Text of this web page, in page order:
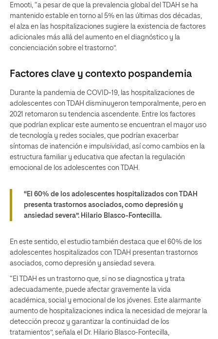
Emooti, “a pesar de que la prevalencia global del TDAH se ha
mantenido estable en torno al 5% en las últimas dos décadas,
el alza en las hospitalizaciones sugiere la existencia de factores
adicionales más allá del aumento en el diagnóstico y la
concienciación sobre el trastorno”.
Factores clave y contexto pospandemia
Durante la pandemia de COVID-19, las hospitalizaciones de
adolescentes con TDAH disminuyeron temporalmente, pero en
2021 retomaron su tendencia ascendente. Entre los factores
que podrían explicar este aumento se encuentran el mayor uso
de tecnología y redes sociales, que podrían exacerbar
síntomas de inatención e impulsividad, así como cambios en la
estructura familiar y educativa que afectan la regulación
emocional de los adolescentes con TDAH.
“El 60% de los adolescentes hospitalizados con TDAH
presenta trastornos asociados, como depresión y
ansiedad severa”. Hilario Blasco-Fontecilla.
En este sentido, el estudio también destaca que el 60% de los
adolescentes hospitalizados con TDAH presentan trastornos
asociados, como depresión y ansiedad severa.
“El TDAH es un trastorno que, si no se diagnostica y trata
adecuadamente, puede afectar gravemente la vida
académica, social y emocional de los jóvenes. Este alarmante
aumento de hospitalizaciones indica la necesidad de mejorar la
detección precoz y garantizar la continuidad de los
tratamientos”, señala el Dr. Hilario Blasco-Fontecilla,